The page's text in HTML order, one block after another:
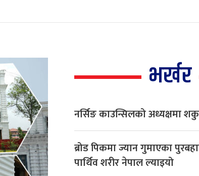
भर्खर
नर्सिङ काउन्सिलको अध्यक्षमा
ब्रोड पिकमा ज्यान गुमाएका
पार्थिव शरीर नेपाल ल्याइयो